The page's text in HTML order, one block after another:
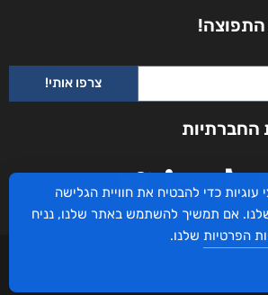
צרפו אותי!
החברתיות
© כל הזכויות שמורות. בוקסאי טכנולוגיות בע"מ שד אבא
כדי להבטיח את חוויית הגלישה
אם תמשיך להשתמש באתר שלנו, נניח
הפרטיות שלנו.